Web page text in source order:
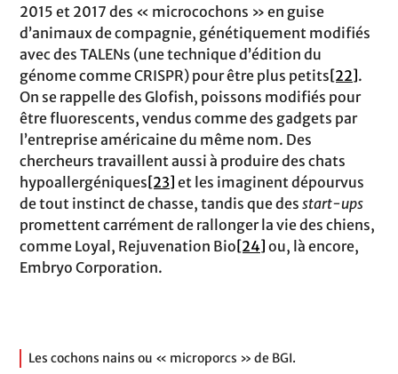
2015 et 2017 des « microcochons » en guise
d’animaux de compagnie, génétiquement modifiés
avec des TALENs (une technique d’édition du
génome comme CRISPR) pour être plus petits[22].
On se rappelle des Glofish, poissons modifiés pour
être fluorescents, vendus comme des gadgets par
l’entreprise américaine du même nom. Des
chercheurs travaillent aussi à produire des chats
hypoallergéniques[23] et les imaginent dépourvus
de tout instinct de chasse, tandis que desstart-ups
promettent carrément de rallonger la vie des chiens,
comme Loyal, Rejuvenation Bio[24] ou, là encore,
Embryo Corporation.
Les cochons nains ou « microporcs » de BGI.